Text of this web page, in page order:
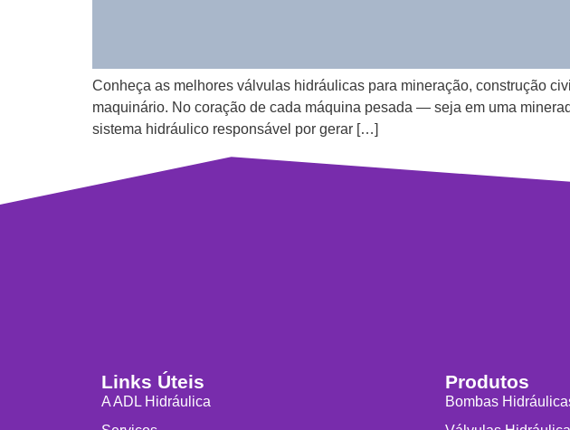
Conheça as melhores válvulas hidráulicas para mineração, construção
maquinário. No coração de cada máquina pesada — seja em uma
sistema hidráulico responsável por gerar […]
Links Úteis
A ADL Hidráulica
Produtos
Bombas